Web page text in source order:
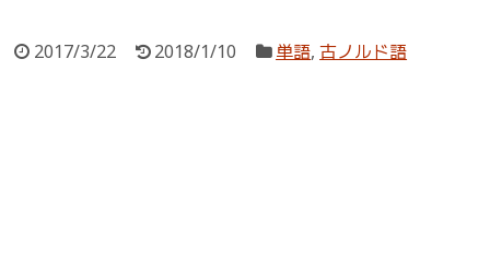
2017/3/22 2018/1/10 単語,古ノルド語